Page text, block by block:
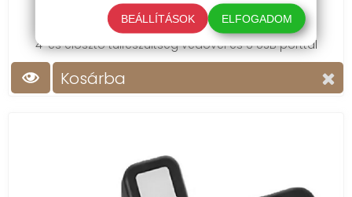
7 990 Ft
4-es elosztó túlfeszültség védővel és 6 USB porttal
Kosárba
BEÁLLÍTÁSOK ELFOGADOM